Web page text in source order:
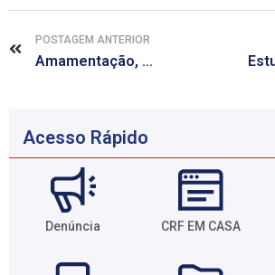
POSTAGEM ANTERIOR
Amamentação, chave da saúde futura
Acesso Rápido
Denúncia CRF EM CASA